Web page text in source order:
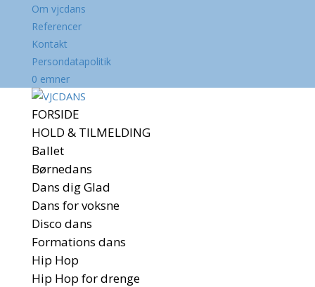
Om vjcdans
Referencer
Kontakt
Persondatapolitik
0 emner
FORSIDE
HOLD & TILMELDING
Ballet
Børnedans
Dans dig Glad
Dans for voksne
Disco dans
Formations dans
Hip Hop
Hip Hop for drenge